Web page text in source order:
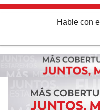
Hable con el